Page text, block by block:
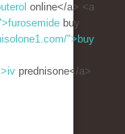
online</a> <a
buy
">buy
prednisone</a>